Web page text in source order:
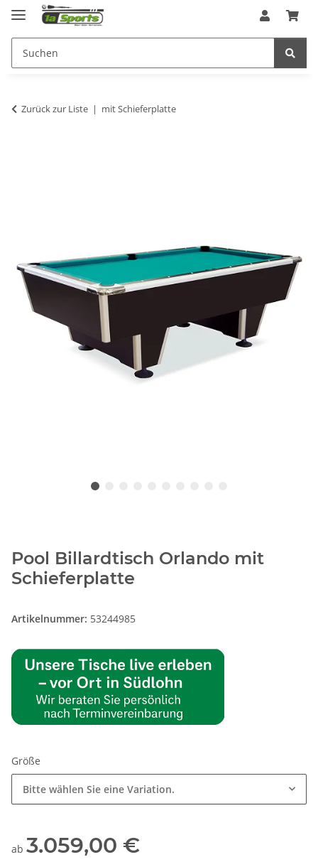
Zurück zur Liste mit Schieferplatte
Pool Billardtisch Orlando mit
Schieferplatte
Artikelnummer: 53244985
Größe
Bitte wählen Sie eine Variation.
ab 3.059,00 €